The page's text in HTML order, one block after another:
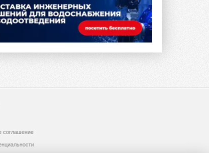
соглашение